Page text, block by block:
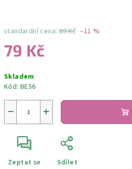
standardní cena: 89 Kč –11 %
79 Kč
cena:
Skladem
Kód: BE56
+
−
Zeptat se Sdílet